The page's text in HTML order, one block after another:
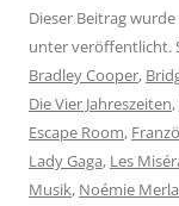
Dieser Beitrag wurde
unter veröffentlicht.
Bradley Cooper,
Die Vier Jahreszeiten,
Escape Room,
Lady Gaga, Les
Musik, Noémie